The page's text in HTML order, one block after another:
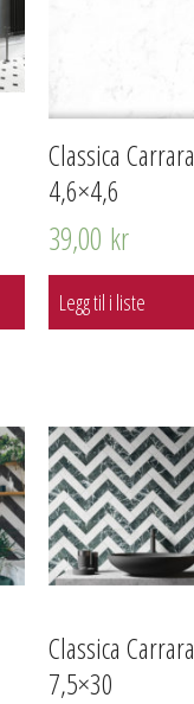
Classica Carrara
4,6×4,6
39,00 kr
Legg til i liste
Classica Carrara
7,5×30